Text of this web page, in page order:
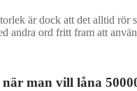
är dock att det alltid rör
andra ord fritt fram att
man vill låna